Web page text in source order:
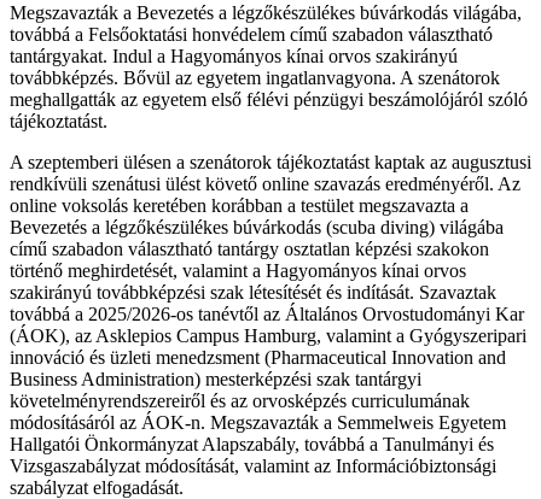
Megszavazták a Bevezetés a légzőkészülékes búvárkodás világába,
továbbá a Felsőoktatási honvédelem című szabadon választható
tantárgyakat. Indul a Hagyományos kínai orvos szakirányú
továbbképzés. Bővül az egyetem ingatlanvagyona. A szenátorok
meghallgatták az egyetem első félévi pénzügyi beszámolójáról szóló
tájékoztatást.
A szeptemberi ülésen a szenátorok tájékoztatást kaptak az augusztusi
rendkívüli szenátusi ülést követő online szavazás eredményéről. Az
online voksolás keretében korábban a testület megszavazta a
Bevezetés a légzőkészülékes búvárkodás (scuba diving) világába
című szabadon választható tantárgy osztatlan képzési szakokon
történő meghirdetését, valamint a Hagyományos kínai orvos
szakirányú továbbképzési szak létesítését és indítását. Szavaztak
továbbá a 2025/2026-os tanévtől az Általános Orvostudományi Kar
(ÁOK), az Asklepios Campus Hamburg, valamint a Gyógyszeripari
innováció és üzleti menedzsment (Pharmaceutical Innovation and
Business Administration) mesterképzési szak tantárgyi
követelményrendszereiről és az orvosképzés curriculumának
módosításáról az ÁOK-n. Megszavazták a Semmelweis Egyetem
Hallgatói Önkormányzat Alapszabály, továbbá a Tanulmányi és
Vizsgaszabályzat módosítását, valamint az Információbiztonsági
szabályzat elfogadását.